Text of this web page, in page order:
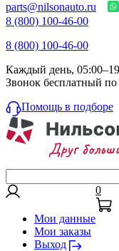
parts@nilsonauto.ru
8 (800) 100-46-00
8 (800) 100-46-00
Каждый день,
Звонок бесплатный по
Помощь в подборе
Мои данные
Мои заказы
Выход
0